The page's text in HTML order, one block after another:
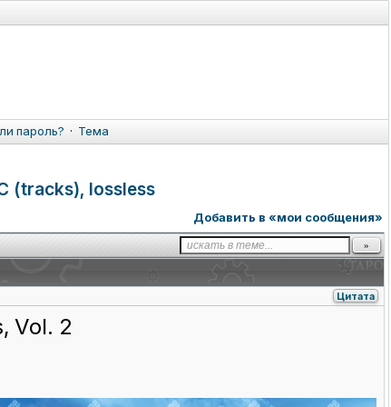
пароль? · Тема
(tracks), lossless
Добавить в «мои сообщения»
Цитата
Vol. 2